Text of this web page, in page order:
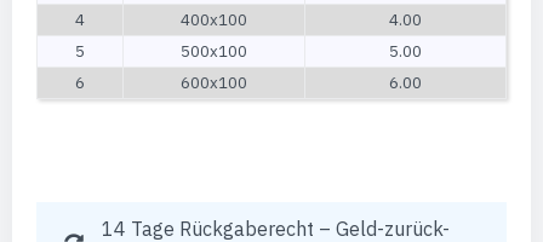
4
400x100
4.00
5
500x100
5.00
6
600x100 6.00
14 Tage Rückgaberecht – Geld-zurück-